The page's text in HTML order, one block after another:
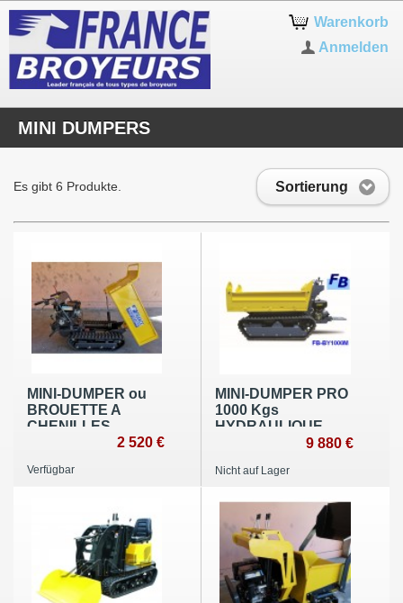
Warenkorb
Anmelden
MINI DUMPERS
Sortierung
Es gibt 6 Produkte.
MINI-DUMPER ou
BROUETTE A
CHENILLES
2 520 €
Verfügbar
MINI-DUMPER PRO
1000 Kgs
HYDRAULIQUE
9 880 €
Nicht auf Lager